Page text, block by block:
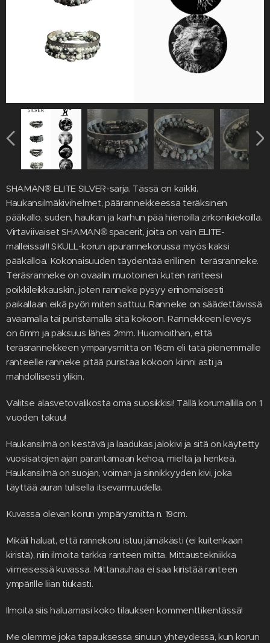
SHAMAN® ELITE SILVER-sarja. Tässä on kaikki.
Haukansilmäkivihelmet, päärannekkeessa teräksinen
pääkallo, suden, haukan ja karhun pää hienoilla zirkonikiekoilla.
Virtaviivaiset SHAMAN® spacerit, joita on vain ELITE-
malleissa!!! SKULL-korun apurannekorussa myös kaksi
pääkalloa. Kokonaisuuden täydentää erillinen teräsranneke.
Teräsranneke on ovaalin muotoinen kuten ranteesi
poikkileikkauskin, joten ranneke pysyy erinomaisesti
paikallaan eikä pyöri miten sattuu. Ranneke on säädettävissä
avaamalla tai puristamalla sitä kokoon. Rannekkeen leveys
on 6mm ja paksuus lähes 2mm. Huomioithan, että
teräsrannekkeen ympärysmitta on 16cm eli tätä pienemmälle
ranteelle ranneke pitää puristaa kokoon kiinni asti ja
mahdollisesti ylikin.
Valitse alasvetovalikosta oma suosikkisi! Tällä korumallilla on 1
vuoden takuu!
Haukansilmä on kestävä ja laadukas jalokivi ja sitä on käytetty
vuosisatojen ajan parantamaan kehoa, mieltä ja henkeä.
Haukansilmä on suojan, voiman ja sinnikkyyden kivi, joka
täyttää auran tulisella itsevarmuudella.
Kuvassa olevan korun ympärysmitta n. 19cm.
Mikäli haluat, että rannekoru istuu jämäkästi (ei kuitenkaan
kiristä), niin ilmoita tarkka ranteen mitta. Mittaustekniikka
viimeisessä kuvassa. Mittanauhaa ei saa kiristää ranteen
ympärille liian tiukasti.
Ilmoita siis haluamasi koko tilauksen kommenttikentässä!
Me olemme joka tapauksessa sinuun yhteydessä, kun korun